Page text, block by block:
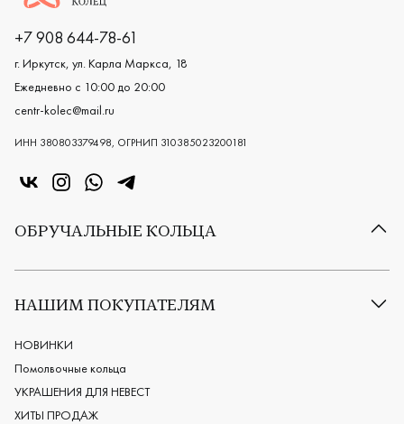
+7 908 644-78-61
г. Иркутск, ул. Карла Маркса, 18
Ежедневно с 10:00 до 20:00
centr-kolec@mail.ru
ИНН 380803379498, ОГРНИП 310385023200181
«Центр колец» в VK
«Центр колец» в Instagram
«Центр колец» в Whatsapp
«Центр колец» в Telegram
ОБРУЧАЛЬНЫЕ КОЛЬЦА
Все обручальные кольца
Европейские обручальные кольца
Мужские обручальные кольца
Женские обручальные кольца
Обручальные кольца из платины
Дизайнерские обручальные кольца
НАШИМ ПОКУПАТЕЛЯМ
НОВИНКИ
Помолвочные кольца
УКРАШЕНИЯ ДЛЯ НЕВЕСТ
ХИТЫ ПРОДАЖ